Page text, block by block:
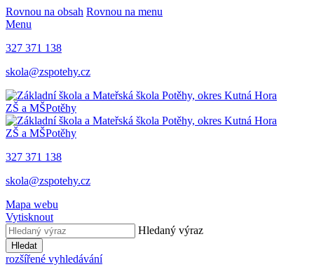
Rovnou na obsah Rovnou na menu
Menu
327 371 138
skola@zspotehy.cz
ZŠ a MŠPotěhy
ZŠ a MŠPotěhy
327 371 138
skola@zspotehy.cz
Mapa webu
Vytisknout
Hledaný výraz
Hledat
rozšířené vyhledávání